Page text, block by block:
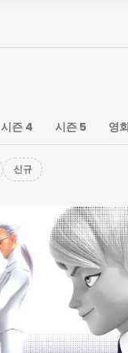
시즌 4 시즌 5 영
신규